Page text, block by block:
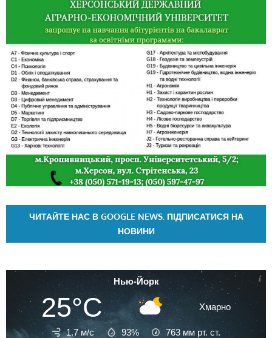
ЧИТАЙТЕ НАС В GOOGLE NEWS. ПІДПИСАТИСЯ НА
НОВИНИ
Нью-Йорк
25°C Хмарно
1.7 м/с 93% 763 мм рт. ст.